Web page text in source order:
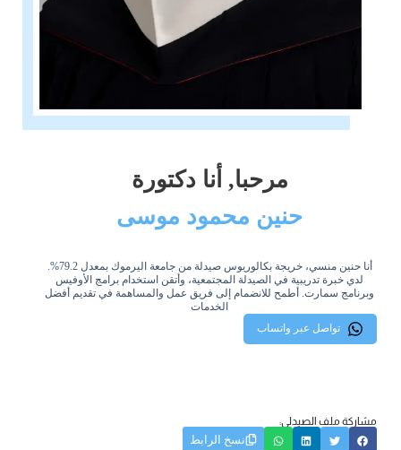
مرحبا, أنا دكتورة
حنين محمود موسى
أنا حنين منسي، خريجة بكالوريوس صيدلة من جامعة اليرموك بمعدل 79.2%.
لدي خبرة تدريبية في الصيدلة المجتمعية، وأتقن استخدام برامج الأوفيس
وبرنامج سمارت. أطمح للانضمام إلى فريق عمل والمساهمة في تقديم أفضل
الخدمات
تواصل عبر واتساب
مشاركة ملف الصيدلي:
نسخ الرابط